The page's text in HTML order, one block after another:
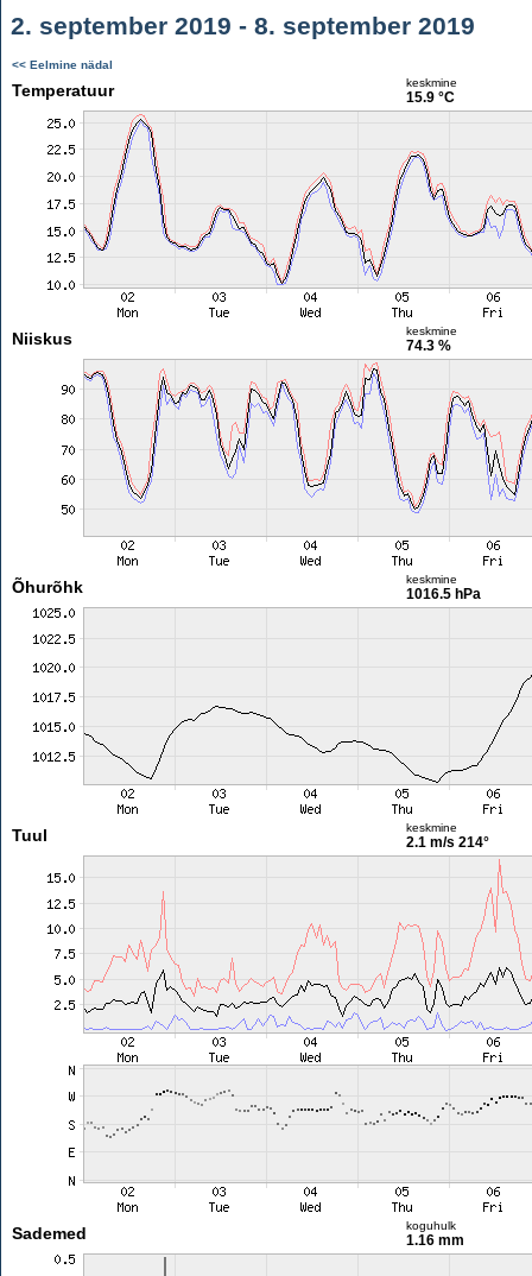
2. september 2019 - 8. september 2019
<< Eelmine nädal
Temperatuur keskmine
15.9 °C
Niiskus keskmine
74.3 %
Õhurõhk keskmine
1016.5 hPa
Tuul keskmine
2.1 m/s 214°
Sademed koguhulk
1.16 mm